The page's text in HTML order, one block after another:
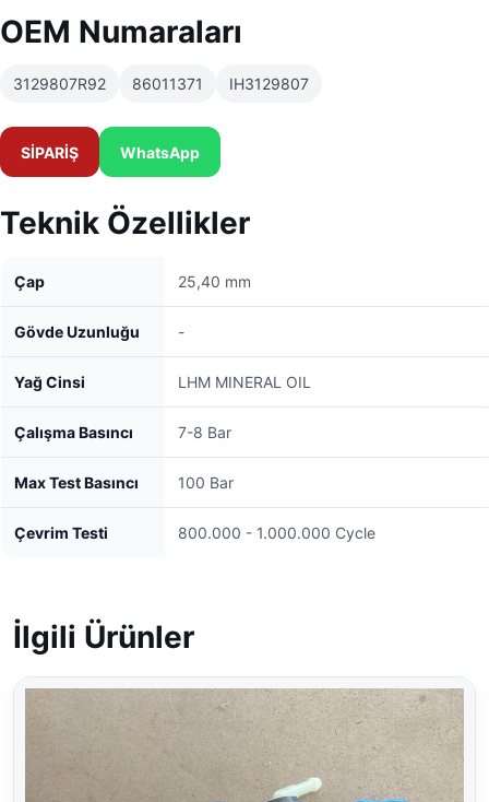
OEM Numaraları
3129807R92 86011371 IH3129807
SİPARİŞ WhatsApp
Teknik Özellikler
Çap 25,40 mm
Gövde Uzunluğu -
Yağ Cinsi LHM MINERAL OIL
Çalışma Basıncı 7-8 Bar
Max Test Basıncı 100 Bar
Çevrim Testi 800.000 - 1.000.000 Cycle
İlgili Ürünler